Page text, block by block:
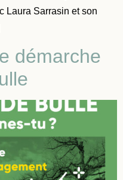
Laura Sarrasin et son
démarche